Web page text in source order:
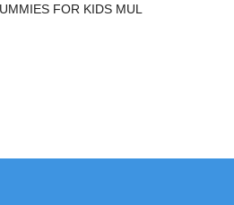
FOR KIDS MUL